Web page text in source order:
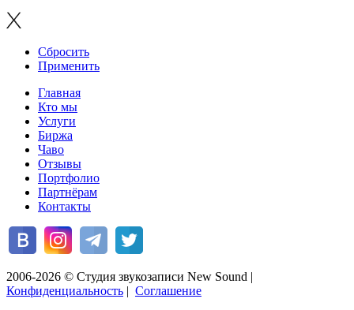
Сбросить
Применить
Главная
Кто мы
Услуги
Биржа
Чаво
Отзывы
Портфолио
Партнёрам
Контакты
2006-2026 © Студия звукозаписи New Sound
Конфиденциальность
Соглашение